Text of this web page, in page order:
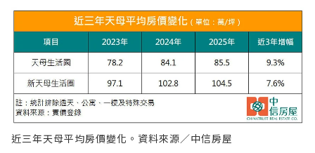
近三年天母平均房價變化。資料來源／中信房屋